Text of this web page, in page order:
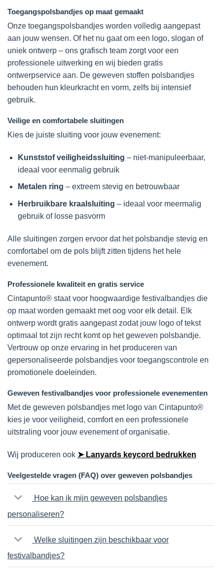
Toegangspolsbandjes op maat gemaakt
Onze toegangspolsbandjes worden volledig aangepast
aan jouw wensen. Of het nu gaat om een logo, slogan of
uniek ontwerp – ons grafisch team zorgt voor een
professionele uitwerking en wij bieden gratis
ontwerpservice aan. De geweven stoffen polsbandjes
behouden hun kleurkracht en vorm, zelfs bij intensief
gebruik.
Veilige en comfortabele sluitingen
Kies de juiste sluiting voor jouw evenement:
Kunststof veiligheidssluiting – niet-manipuleerbaar,
ideaal voor eenmalig gebruik
Metalen ring – extreem stevig en betrouwbaar
Herbruikbare kraalsluiting – ideaal voor meermalig
gebruik of losse pasvorm
Alle sluitingen zorgen ervoor dat het polsbandje stevig en
comfortabel om de pols blijft zitten tijdens het hele
evenement.
Professionele kwaliteit en gratis service
Cintapunto® staat voor hoogwaardige festivalbandjes die
op maat worden gemaakt met oog voor elk detail. Elk
ontwerp wordt gratis aangepast zodat jouw logo of tekst
optimaal tot zijn recht komt op het geweven polsbandje.
Vertrouw op onze ervaring in het produceren van
gepersonaliseerde polsbandjes voor toegangscontrole en
promotionele doeleinden.
Geweven festivalbandjes voor professionele evenementen
Met de geweven polsbandjes met logo van Cintapunto®
kies je voor veiligheid, comfort en een professionele
uitstraling voor jouw evenement of organisatie.
Wij produceren ook ➤ Lanyards keycord bedrukken
Veelgestelde vragen (FAQ) over geweven polsbandjes
Hoe kan ik mijn geweven polsbandjes
personaliseren?
Welke sluitingen zijn beschikbaar voor
festivalbandjes?